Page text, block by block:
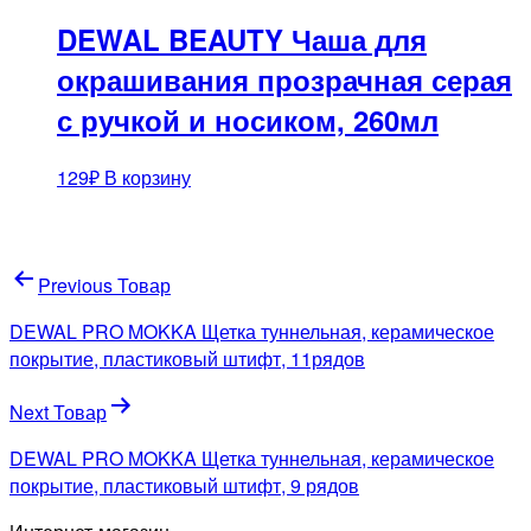
DEWAL BEAUTY Чаша для
окрашивания прозрачная серая
с ручкой и носиком, 260мл
129₽ В корзину
Навигация
по
записям
Previous Товар
DEWAL PRO MOKKA Щетка туннельная, керамическое
покрытие, пластиковый штифт, 11рядов
Next Товар
DEWAL PRO MOKKA Щетка туннельная, керамическое
покрытие, пластиковый штифт, 9 рядов